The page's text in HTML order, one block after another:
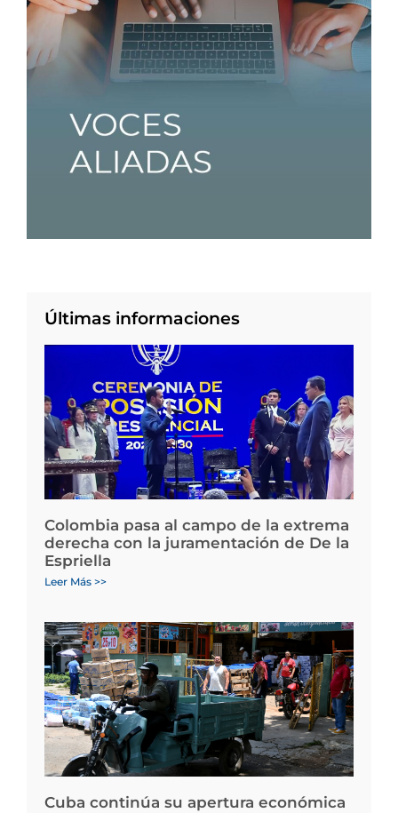
Últimas informaciones
Colombia pasa al campo de la extrema
derecha con la juramentación de De la
Espriella
Leer Más >>
Cuba continúa su apertura económica